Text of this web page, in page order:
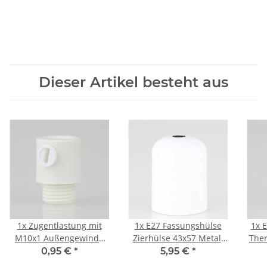
Dieser Artikel besteht aus
1x Zugentlastung mit
M10x1 Außengewinde
für Kabel 13x19mm
0,95 € *
1x E27 Fassungshülse
Zierhülse 43x57 Metall
weiß mit 10,5mm
5,95 € *
1x